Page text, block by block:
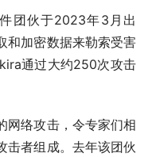
团伙于2023年3月出
和加密数据来勒索受害
通过大约250次攻击
网络攻击，令专家们相
击者组成。去年该团伙